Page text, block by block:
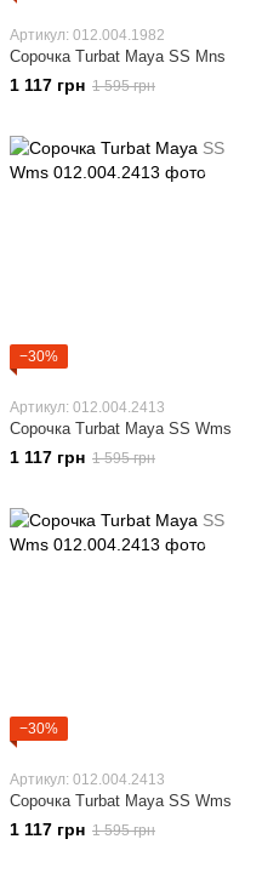
Артикул: 012.004.1982
Сорочка Turbat Maya SS Mns
1 117 грн 1 595 грн
−30%
Артикул: 012.004.2413
Сорочка Turbat Maya SS Wms
1 117 грн 1 595 грн
−30%
Артикул: 012.004.2413
Сорочка Turbat Maya SS Wms
1 117 грн 1 595 грн